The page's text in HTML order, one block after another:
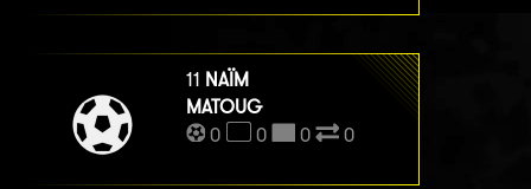
11 NAÏM
MATOUG
0
0 0 0